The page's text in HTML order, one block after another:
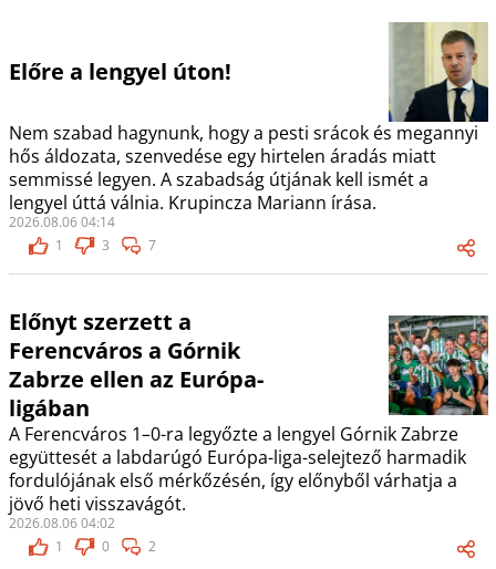
Előre a lengyel úton!
Nem szabad hagynunk, hogy a pesti srácok és megannyi
hős áldozata, szenvedése egy hirtelen áradás miatt
semmissé legyen. A szabadság útjának kell ismét a
lengyel úttá válnia. Krupincza Mariann írása.
2026.08.06 04:14
1
3 7
Előnyt szerzett a
Ferencváros a Górnik
Zabrze ellen az Európa-
ligában
A Ferencváros 1–0-ra legyőzte a lengyel Górnik Zabrze
együttesét a labdarúgó Európa-liga-selejtező harmadik
fordulójának első mérkőzésén, így előnyből várhatja a
jövő heti visszavágót.
2026.08.06 04:02
1
0 2